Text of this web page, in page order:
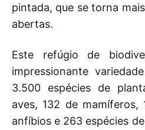
pintada, que se torna
abertas.
Este refúgio de
impressionante
3.500 espécies de
aves, 132 de mamíferos,
anfíbios e 263 espécies